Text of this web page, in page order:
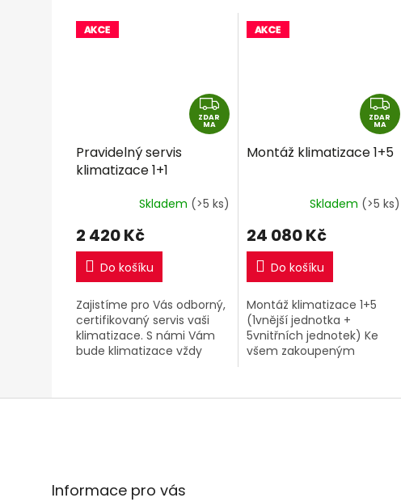
Z
D
A
ZDAR
MA
Pravidelný servis
klimatizace 1+1
Skladem (>5 ks)
2 420 Kč
Do košíku
Zajistíme pro Vás odborný,
certifikovaný servis vaši
klimatizace. S námi Vám
bude klimatizace vždy
prohlídky a celkovou
Z
D
R
A
ZDAR
MA
Montáž klimatizace 1+5
Skladem (>5 ks)
24 080 Kč
Do košíku
Montáž klimatizace 1+5
(1vnější jednotka +
5vnitřních jednotek) Ke
všem zakoupeným
přiobjednat nyní kompletní
Informace pro vás